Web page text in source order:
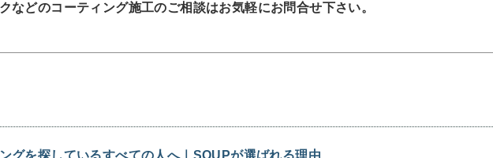
などのコーティング施工のご相談はお気軽にお問合せ下さい。
グを探しているすべての人へ｜SOUPが選ばれる理由